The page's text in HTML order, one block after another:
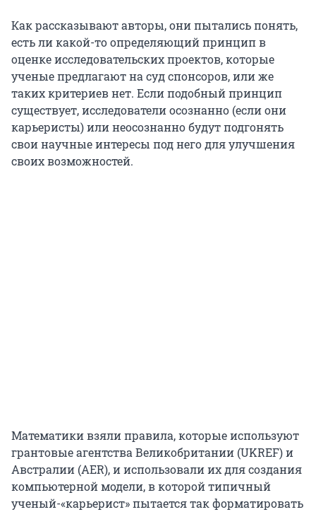
Как рассказывают авторы, они пытались понять,
есть ли какой-то определяющий принцип в
оценке исследовательских проектов, которые
ученые предлагают на суд спонсоров, или же
таких критериев нет. Если подобный принцип
существует, исследователи осознанно (если они
карьеристы) или неосознанно будут подгонять
свои научные интересы под него для улучшения
своих возможностей.
Математики взяли правила, которые используют
грантовые агентства Великобритании (UKREF) и
Австралии (AER), и использовали их для создания
компьютерной модели, в которой типичный
ученый-«карьерист» пытается так форматировать